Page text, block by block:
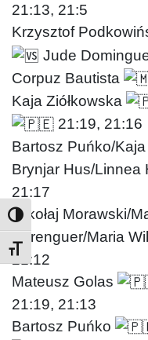
Toggle Font size
21:13, 21:5
Krzysztof
Jude
Corpuz Bautista
Kaja Ziółkowska
21:19, 21:16
Bartosz Puńko/Kaja
Brynjar Hus/Linnea
21:17
Mikołaj Morawski/
Berenguer/Maria
21:12
Mateusz Golas
21:19, 21:13
Bartosz Puńko